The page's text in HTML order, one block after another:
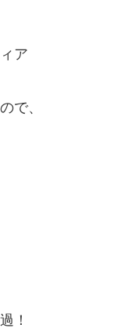
ア
で、
！